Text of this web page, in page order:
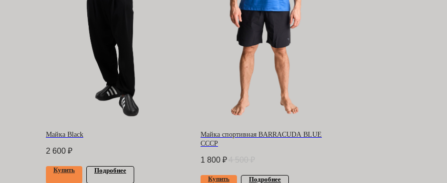
Майка Black
2 600 ₽
Купить Подробнее
Майка спортивная BARRACUDA BLUE
СССР
1 800 ₽
Купить Подробнее
БАРРАКУДА